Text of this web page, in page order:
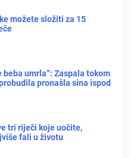
možete složiti za 15
beba umrla”: Zaspala tokom
pronašla sina ispod
tri riječi koje uočite,
fali u životu